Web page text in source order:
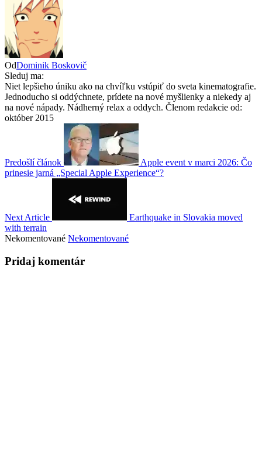
OdDominik Boskovič
Sleduj ma:
Niet lepšieho úniku ako na chvíľku vstúpiť do sveta kinematografie.
Jednoducho si oddýchnete, prídete na nové myšlienky a niekedy aj
na nové nápady. Nádherný relax a oddych. Členom redakcie od:
október 2015
Predošlí článok
Apple event v marci 2026: Čo
prinesie jarná „Special Apple Experience“?
Next Article
Earthquake in Slovakia moved
with terrain
Nekomentované Nekomentované
Pridaj komentár